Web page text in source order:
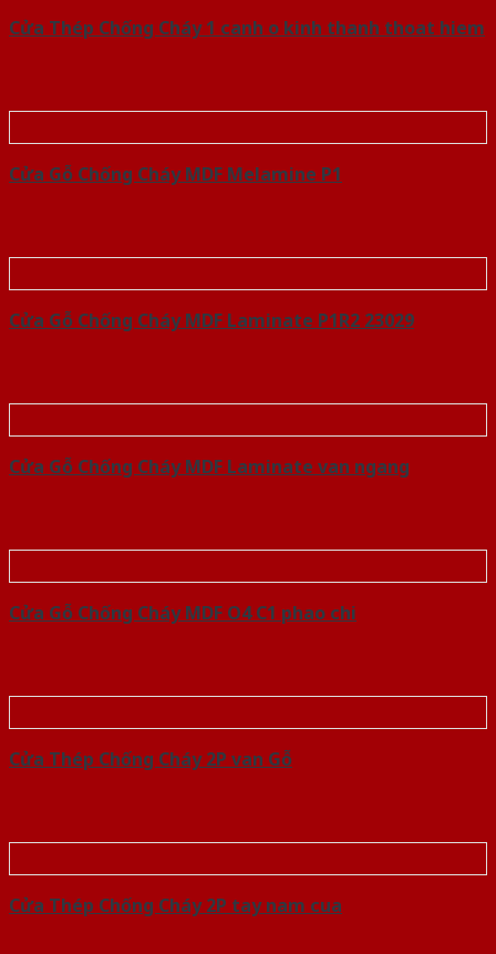
Cửa Thép Chống Cháy 1 canh o kinh thanh thoat hiem
Cửa Gỗ Chống Cháy MDF Melamine P1
Cửa Gỗ Chống Cháy MDF Laminate P1R2 23029
Cửa Gỗ Chống Cháy MDF Laminate van ngang
Cửa Gỗ Chống Cháy MDF O4 C1 phao chi
Cửa Thép Chống Cháy 2P van Gỗ
Cửa Thép Chống Cháy 2P tay nam cua